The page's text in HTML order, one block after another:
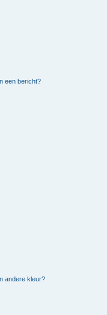
een bericht?
andere kleur?